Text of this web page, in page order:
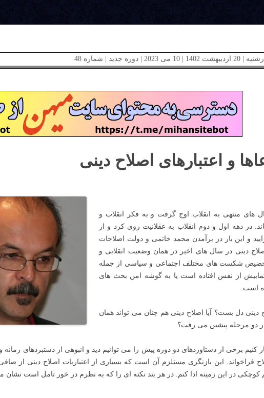
1402 | 10 می 2023 | دوره جدید | شماره 48
و اعتبارهای اصلاح دینی
های منتهی به انقلاب اوج گرفت و به فکر انقلاب و
در دهه اول و دوم انقلاب به عقلانیت روی کرد و از
و این بار در برآمدن محمد خاتمی و دولت اصلاحات
دینی در سال های اخیر در همان وضعیت انقلابی و
حضیض شکست های مختلف اجتماعی و سیاسی از جمله
از نفس افتاده است یا به گوشه امن بحث های
است.
دینی دل بست؟ آیا اصلاح دینی هم چنان می تواند همان
دو مرحله پیشین می رفت؟
کنیم برخی از دستاوردهای دو دوره پیش را می توانیم دید و انبوهی از دستبردهای زمانه
فراخواند. این بازنگری مستلزم آن است که بسیاری از اعتباریات اصلاح دینی از
در این زمینه ادا کنم. در هر بند نکته ای را که به نظرم در خور تامل است نشان